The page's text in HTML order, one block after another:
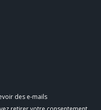
des e-mails